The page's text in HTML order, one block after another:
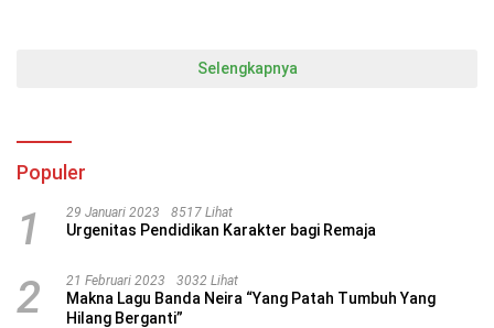
Selengkapnya
Populer
1 29 Januari 2023 8517 Lihat
Urgenitas Pendidikan Karakter bagi Remaja
2 21 Februari 2023 3032 Lihat
Makna Lagu Banda Neira “Yang Patah Tumbuh Yang
Hilang Berganti”